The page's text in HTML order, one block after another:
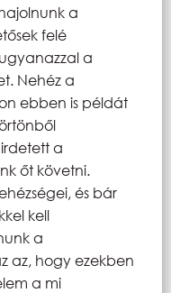
a
felé
a
Nehéz a
ebben is példát
a
őt követni.
és bár
kell
a
az, hogy ezekben
a mi